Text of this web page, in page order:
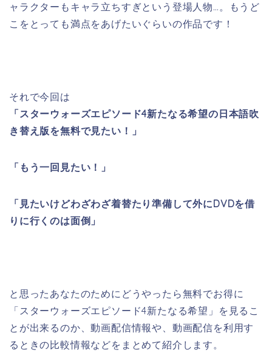
ャラクターもキャラ立ちすぎという登場人物…。もうど
こをとっても満点をあげたいぐらいの作品です！
それで今回は
「スターウォーズエピソード4新たなる希望の日本語吹
き替え版を無料で見たい！」
「もう一回見たい！」
「見たいけどわざわざ着替たり準備して外にDVDを借
りに行くのは面倒」
と思ったあなたのためにどうやったら無料でお得に
「スターウォーズエピソード4新たなる希望」を見るこ
とが出来るのか、動画配信情報や、動画配信を利用す
るときの比較情報などをまとめて紹介します。